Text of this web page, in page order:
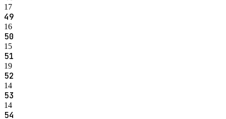
17
49
16
50
15
51
19
52
14
53
14
54